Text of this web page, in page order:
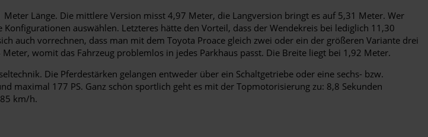
Länge. Die mittlere Version misst 4,97 Meter, die Langversion bringt es auf 5,31 Meter. Wer
auswählen. Letzteres hätte den Vorteil, dass der Wendekreis bei lediglich 11,30
auch vorrechnen, dass man mit dem Toyota Proace gleich zwei oder ein der größeren Variante drei
womit das Fahrzeug problemlos in jedes Parkhaus passt. Die Breite liegt bei 1,92 Meter.
Die Pferdestärken gelangen entweder über ein Schaltgetriebe oder eine sechs- bzw.
maximal 177 PS. Ganz schön sportlich geht es mit der Topmotorisierung zu: 8,8 Sekunden
km/h.